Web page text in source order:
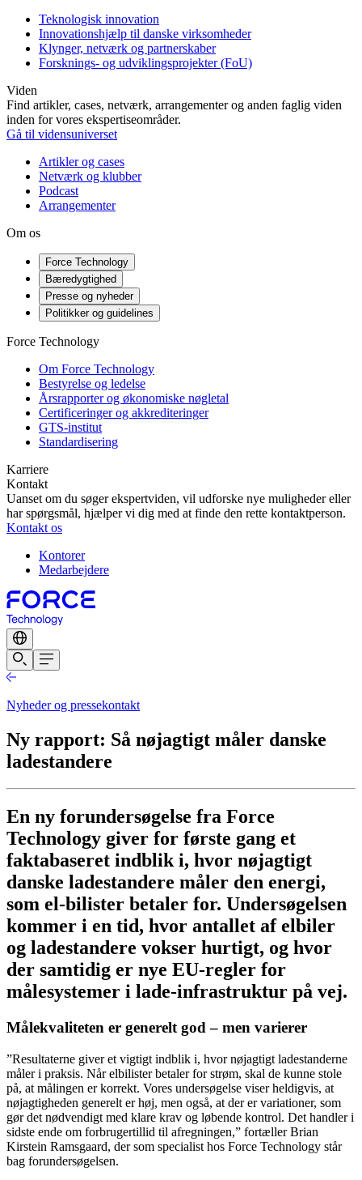
Teknologisk innovation
Innovationshjælp til danske virksomheder
Klynger, netværk og partnerskaber
Forsknings- og udviklingsprojekter (FoU)
Viden
Find artikler, cases, netværk, arrangementer og anden faglig viden
inden for vores ekspertiseområder.
Gå til vidensuniverset
Artikler og cases
Netværk og klubber
Podcast
Arrangementer
Om os
Force Technology
Bæredygtighed
Presse og nyheder
Politikker og guidelines
Force Technology
Om Force Technology
Bestyrelse og ledelse
Årsrapporter og økonomiske nøgletal
Certificeringer og akkrediteringer
GTS-institut
Standardisering
Karriere
Kontakt
Uanset om du søger ekspertviden, vil udforske nye muligheder eller
har spørgsmål, hjælper vi dig med at finde den rette kontaktperson.
Kontakt os
Kontorer
Medarbejdere
Nyheder og pressekontakt
Ny rapport: Så nøjagtigt måler danske
ladestandere
En ny forundersøgelse fra Force
Technology giver for første gang et
faktabaseret indblik i, hvor nøjagtigt
danske ladestandere måler den energi,
som el-bilister betaler for. Undersøgelsen
kommer i en tid, hvor antallet af elbiler
og ladestandere vokser hurtigt, og hvor
der samtidig er nye EU-regler for
målesystemer i lade-infrastruktur på vej.
Målekvaliteten er generelt god – men varierer
”Resultaterne giver et vigtigt indblik i, hvor nøjagtigt ladestanderne
måler i praksis. Når elbilister betaler for strøm, skal de kunne stole
på, at målingen er korrekt. Vores undersøgelse viser heldigvis, at
nøjagtigheden generelt er høj, men også, at der er variationer, som
gør det nødvendigt med klare krav og løbende kontrol. Det handler i
sidste ende om forbrugertillid til afregningen,” fortæller Brian
Kirstein Ramsgaard, der som specialist hos Force Technology står
bag forundersøgelsen.